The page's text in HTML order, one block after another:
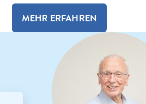
MEHR ERFAHREN